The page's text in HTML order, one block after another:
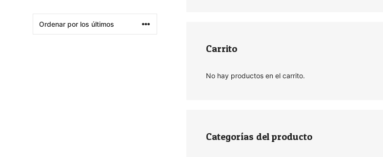
Carrito
No hay productos en el carrito.
Categorías del producto